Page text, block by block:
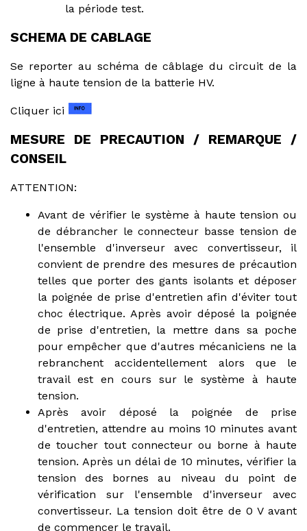
la période test.
SCHEMA DE CABLAGE
Se reporter au schéma de câblage du circuit de la
ligne à haute tension de la batterie HV.
Cliquer ici
MESURE DE PRECAUTION / REMARQUE /
CONSEIL
ATTENTION:
Avant de vérifier le système à haute tension ou
de débrancher le connecteur basse tension de
l'ensemble d'inverseur avec convertisseur, il
convient de prendre des mesures de précaution
telles que porter des gants isolants et déposer
la poignée de prise d'entretien afin d'éviter tout
choc électrique. Après avoir déposé la poignée
de prise d'entretien, la mettre dans sa poche
pour empêcher que d'autres mécaniciens ne la
rebranchent accidentellement alors que le
travail est en cours sur le système à haute
tension.
Après avoir déposé la poignée de prise
d'entretien, attendre au moins 10 minutes avant
de toucher tout connecteur ou borne à haute
tension. Après un délai de 10 minutes, vérifier la
tension des bornes au niveau du point de
vérification sur l'ensemble d'inverseur avec
convertisseur. La tension doit être de 0 V avant
de commencer le travail.